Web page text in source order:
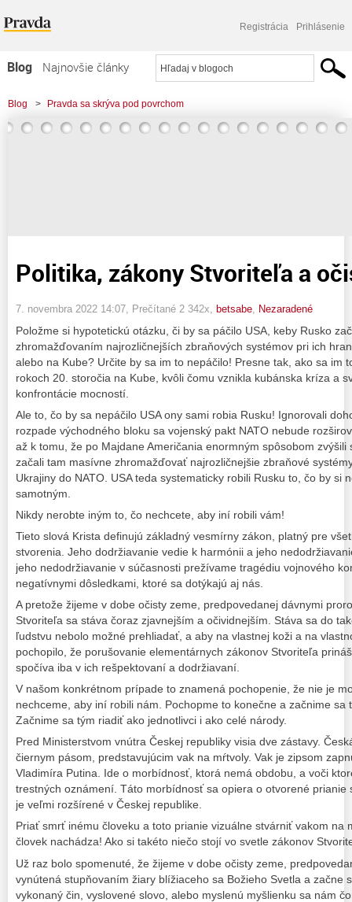
Registrácia Prihlásenie
Blog
Najnovšie články
Najčítanejšie články
Najkomentovanejšie články
Blog > Pravda sa skrýva pod povrchom
> Politika, zákony Stvoriteľa a očista zeme!
Politika, zákony Stvoriteľa a
7. novembra 2022 14:07 , Prečítané 2 342x, betsabe Nezaradené
Položme si hypotetickú otázku, či by sa páčilo USA, keby Rusko
zhromažďovaním najrozličnejších zbraňových systémov pri ich
alebo na Kube? Určite by sa im to nepáčilo! Presne tak, ako sa im
rokoch 20. storočia na Kube, kvôli čomu vznikla kubánska kríza a
konfrontácie mocností.
Ale to, čo by sa nepáčilo USA ony sami robia Rusku! Ignorovali
rozpade východného bloku sa vojenský pakt NATO nebude
až k tomu, že po Majdane Američania enormným spôsobom
začali tam masívne zhromažďovať najrozličnejšie zbraňové
Ukrajiny do NATO. USA teda systematicky robili Rusku to, čo by si
samotným.
Nikdy nerobte iným to, čo nechcete, aby iní robili vám!
Tieto slová Krista definujú základný vesmírny zákon, platný pre
stvorenia. Jeho dodržiavanie vedie k harmónii a jeho
jeho nedodržiavanie v súčasnosti prežívame tragédiu vojnového
negatívnymi dôsledkami, ktoré sa dotýkajú aj nás.
A pretože žijeme v dobe očisty zeme, predpovedanej dávnymi
Stvoriteľa sa stáva čoraz zjavnejším a očividnejším. Stáva sa do
ľudstvu nebolo možné prehliadať, a aby na vlastnej koži a na
pochopilo, že porušovanie elementárnych zákonov Stvoriteľa
spočíva iba v ich rešpektovaní a dodržiavaní.
V našom konkrétnom prípade to znamená pochopenie, že nie je
nechceme, aby iní robili nám. Pochopme to konečne a začnime sa
Začnime sa tým riadiť ako jednotlivci i ako celé národy.
Pred Ministerstvom vnútra Českej republiky visia dve zástavy.
čiernym pásom, predstavujúcim vak na mŕtvoly. Vak je zipsom
Vladimíra Putina. Ide o morbídnosť, ktorá nemá obdobu, a voči
trestných oznámení. Táto morbídnosť sa opiera o otvorené prianie
je veľmi rozšírené v Českej republike.
Priať smrť inému človeku a toto prianie vizuálne stvárniť vakom na
človek nachádza! Ako si takéto niečo stojí vo svetle zákonov
Už raz bolo spomenuté, že žijeme v dobe očisty zeme,
vynútená stupňovaním žiary blížiaceho sa Božieho Svetla a začne
vykonaný čin, vyslovené slovo, alebo myslenú myšlienku sa nám